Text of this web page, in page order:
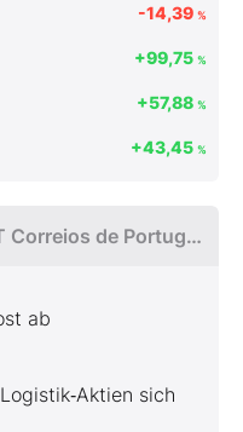
-14,39 %
+99,75 %
+57,88 %
+43,45 %
Aktuelle Nachrichten zu CTT Correios de Portugal SA
ab
sich